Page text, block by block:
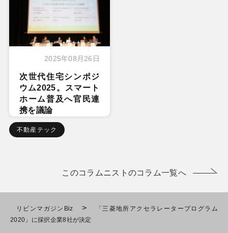
2025年08月26日
次世代住宅シンポジ
ウム2025。スマート
ホーム普及へ官民連
携を議論
不動産テック
このコラムニストのコラム一覧へ
リビンマガジンBiz >
「三菱地所アクセラレータープログラム
2020」に採択企業8社が決定